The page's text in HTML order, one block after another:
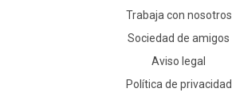
Trabaja con nosotros
Sociedad de amigos
Aviso legal
Política de privacidad